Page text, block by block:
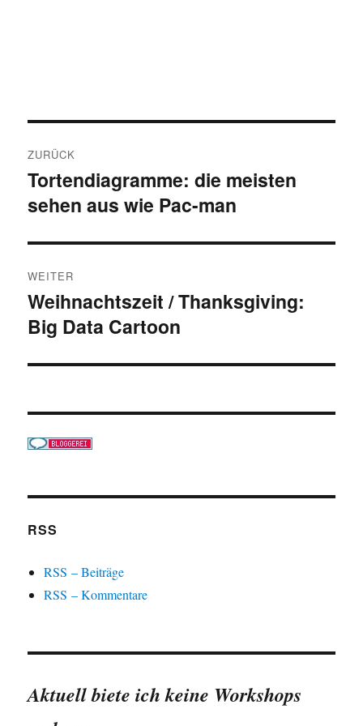
ZURÜCK
Vorheriger
Beitrag:
Tortendiagramme: die meisten
sehen aus wie Pac-man
WEITER
Nächster
Beitrag:
Weihnachtszeit / Thanksgiving:
Big Data Cartoon
RSS
RSS – Beiträge
RSS – Kommentare
Aktuell biete ich keine Workshops